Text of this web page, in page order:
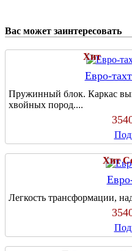
Вас может заинтересовать
Хит
Евро-
Пружинный блок. Каркас
хвойных пород....
Хит
Легкость трансформации,